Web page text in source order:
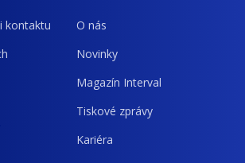
kontaktu
O nás
Novinky
Magazín Interval
Tiskové zprávy
Kariéra